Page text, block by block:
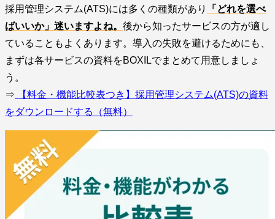
採用管理システム(ATS)には多くの種類があり
「どれを選べ
ばいいか」迷いますよね。 後から知ったサービスの方が適し
ていることもよくあります。導入の失敗を避けるためにも、
まずは各サービスの資料をBOXILでまとめて用意しましょ
う。
⇒ 【料金・機能比較表つき】採用管理システム(ATS)の資料
をダウンロードする（無料）